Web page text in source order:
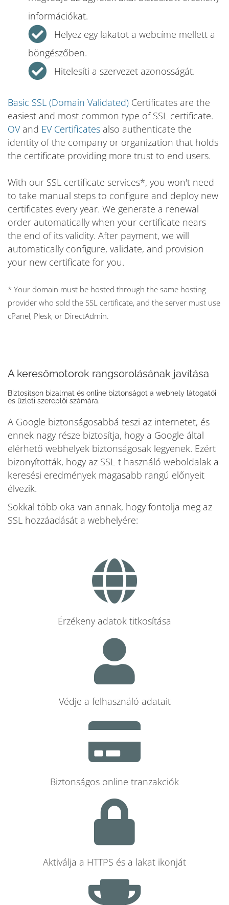
információkat.
Helyez egy lakatot a webcíme mellett a
böngészőben.
Hitelesíti a szervezet azonosságát.
Basic SSL (Domain Validated) Certificates are the
easiest and most common type of SSL certificate.
OVand EV Certificates also authenticate the
identity of the company or organization that holds
the certificate providing more trust to end users.
With our SSL certificate services*, you won't need
to take manual steps to configure and deploy new
certificates every year. We generate a renewal
order automatically when your certificate nears
the end of its validity. After payment, we will
automatically configure, validate, and provision
your new certificate for you.
* Your domain must be hosted through the same hosting
provider who sold the SSL certificate, and the server must use
cPanel, Plesk, or DirectAdmin.
A keresőmotorok rangsorolásának javítása
Biztosítson bizalmat és online biztonságot a webhely látogatói
és üzleti szereplői számára.
A Google biztonságosabbá teszi az internetet, és
ennek nagy része biztosítja, hogy a Google által
elérhető webhelyek biztonságosak legyenek. Ezért
bizonyították, hogy az SSL-t használó weboldalak a
keresési eredmények magasabb rangú előnyeit
élvezik.
Sokkal több oka van annak, hogy fontolja meg az
SSL hozzáadását a webhelyére:
Érzékeny adatok titkosítása
Védje a felhasználó adatait
Biztonságos online tranzakciók
Aktiválja a HTTPS és a lakat ikonját